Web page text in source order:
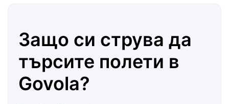
Защо си струва да
търсите полети в
Govola?